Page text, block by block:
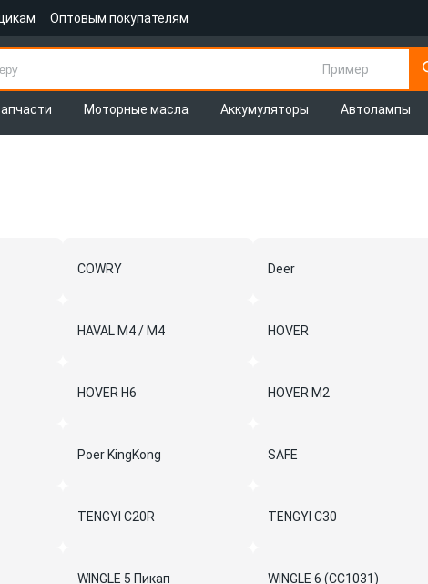
Оптовым покупателям
Пример
Моторные масла Аккумуляторы Автолампы
COWRY Deer
HAVAL M4 / M4 HOVER
HOVER H6 HOVER M2
Poer KingKong SAFE
TENGYI C20R TENGYI C30
WINGLE 5 Пикап WINGLE 6 (CC1031)